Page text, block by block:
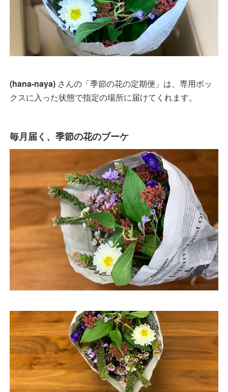
(hana-naya) さんの「季節の花の定期便」は、専用ボッ
クスに入った状態で指定の場所に届けてくれます。
毎月届く、季節の花のブーケ